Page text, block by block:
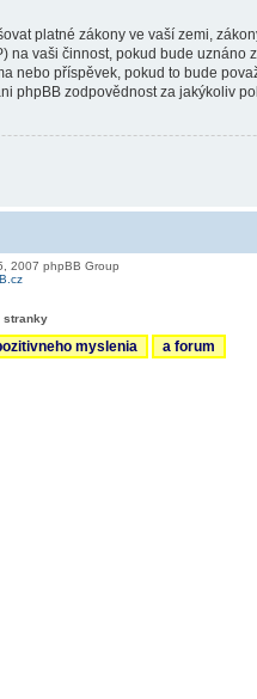
platné zákony ve vaší zemi,
vaši činnost, pokud bude
nebo příspěvek, pokud to bude
phpBB zodpovědnost za jakýkoliv
2007 phpBB Group
stranky
myslenia a forum